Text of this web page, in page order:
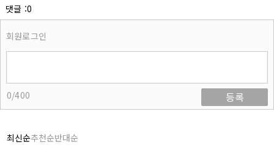
댓글 :0
회원로그인
0/400 등록
최신순추천순반대순